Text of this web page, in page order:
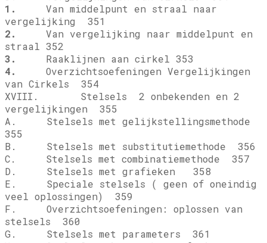
1.
Van middelpunt en straal naar
vergelijking 351
2.
Van vergelijking naar middelpunt en
straal 352
3.
Raaklijnen aan cirkel 353
4.
Overzichtsoefeningen Vergelijkingen
van Cirkels 354
XVIII. Stelsels 2 onbekenden en 2
vergelijkingen 355
A. Stelsels met gelijkstellingsmethode
355
B. Stelsels met substitutiemethode 356
C. Stelsels met combinatiemethode 357
D. Stelsels met grafieken 358
E. Speciale stelsels ( geen of oneindig
veel oplossingen) 359
F. Overzichtsoefeningen: oplossen van
stelsels 360
G. Stelsels met parameters 361